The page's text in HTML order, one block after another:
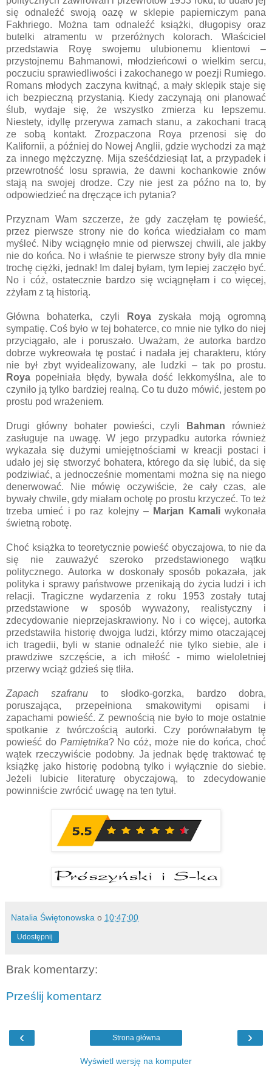
się odnaleźć swoją oazę w sklepie papierniczym pana
Fakhriego. Można tam odnaleźć książki, długopisy oraz
butelki atramentu w przeróżnych kolorach. Właściciel
przedstawia Royę swojemu ulubionemu klientowi –
przystojnemu Bahmanowi, młodzieńcowi o wielkim sercu,
poczuciu sprawiedliwości i zakochanego w poezji Rumiego.
Romans młodych zaczyna kwitnąć, a mały sklepik staje się
ich bezpieczną przystanią. Kiedy zaczynają oni planować
ślub, wydaje się, że wszystko zmierza ku lepszemu.
Niestety, idyllę przerywa zamach stanu, a zakochani tracą
ze sobą kontakt. Zrozpaczona Roya przenosi się do
Kalifornii, a później do Nowej Anglii, gdzie wychodzi za mąż
za innego mężczyznę. Mija sześćdziesiąt lat, a przypadek i
przewrotność losu sprawia, że dawni kochankowie znów
stają na swojej drodze. Czy nie jest za późno na to, by
odpowiedzieć na dręczące ich pytania?
Przyznam Wam szczerze, że gdy zaczęłam tę powieść,
przez pierwsze strony nie do końca wiedziałam co mam
myśleć. Niby wciągnęło mnie od pierwszej chwili, ale jakby
nie do końca. No i właśnie te pierwsze strony były dla mnie
trochę ciężki, jednak! Im dalej byłam, tym lepiej zaczęło być.
No i cóż, ostatecznie bardzo się wciągnęłam i co więcej,
zżyłam z tą historią.
Główna bohaterka, czyli Roya zyskała moją ogromną
sympatię. Coś było w tej bohaterce, co mnie nie tylko do niej
przyciągało, ale i poruszało. Uważam, że autorka bardzo
dobrze wykreowała tę postać i nadała jej charakteru, który
nie był zbyt wyidealizowany, ale ludzki – tak po prostu.
Roya popełniała błędy, bywała dość lekkomyślna, ale to
czyniło ją tylko bardziej realną. Co tu dużo mówić, jestem po
prostu pod wrażeniem.
Drugi główny bohater powieści, czyli Bahman również
zasługuje na uwagę. W jego przypadku autorka również
wykazała się dużymi umiejętnościami w kreacji postaci i
udało jej się stworzyć bohatera, którego da się lubić, da się
podziwiać, a jednocześnie momentami można się na niego
denerwować. Nie mówię oczywiście, że cały czas, ale
bywały chwile, gdy miałam ochotę po prostu krzyczeć. To też
trzeba umieć i po raz kolejny – Marjan Kamaliwykonała
świetną robotę.
Choć książka to teoretycznie powieść obyczajowa, to nie da
się nie zauważyć szeroko przedstawionego wątku
politycznego. Autorka w doskonały sposób pokazała, jak
polityka i sprawy państwowe przenikają do życia ludzi i ich
relacji. Tragiczne wydarzenia z roku 1953 zostały tutaj
przedstawione w sposób wyważony, realistyczny i
zdecydowanie nieprzejaskrawiony. No i co więcej, autorka
przedstawiła historię dwojga ludzi, którzy mimo otaczającej
ich tragedii, byli w stanie odnaleźć nie tylko siebie, ale i
prawdziwe szczęście, a ich miłość - mimo wieloletniej
przerwy wciąż gdzieś się tliła.
Zapach szafranu to słodko-gorzka, bardzo dobra,
poruszająca, przepełniona smakowitymi opisami i
zapachami powieść. Z pewnością nie było to moje ostatnie
spotkanie z twórczością autorki. Czy porównałabym tę
powieść do Pamiętnika? No cóż, może nie do końca, choć
wątek rzeczywiście podobny. Ja jednak będę traktować tę
książkę jako historię podobną tylko i wyłącznie do siebie.
Jeżeli lubicie literaturę obyczajową, to zdecydowanie
powinniście zwrócić uwagę na ten tytuł.
Natalia Świętonowska o 10:47:00
Udostępnij
Brak komentarzy:
Prześlij komentarz
‹ ›
Strona główna
Wyświetl wersję na komputer